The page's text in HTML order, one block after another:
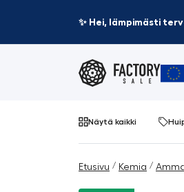
✨ Hei, lämpimästi
Näytä kaikki
Etusivu / Kemia /